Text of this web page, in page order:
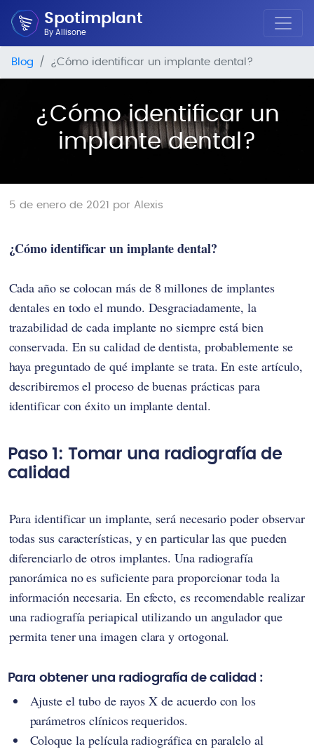
Spotimplant
By Allisone
Blog ¿Cómo identificar un implante dental?
¿Cómo identificar un
implante dental?
5 de enero de 2021 por Alexis
¿Cómo identificar un implante dental?
Cada año se colocan más de 8 millones de implantes
dentales en todo el mundo. Desgraciadamente, la
trazabilidad de cada implante no siempre está bien
conservada. En su calidad de dentista, probablemente se
haya preguntado de qué implante se trata. En este artículo,
describiremos el proceso de buenas prácticas para
identificar con éxito un implante dental.
Paso 1: Tomar una radiografía de
calidad
Para identificar un implante, será necesario poder observar
todas sus características, y en particular las que pueden
diferenciarlo de otros implantes. Una radiografía
panorámica no es suficiente para proporcionar toda la
información necesaria. En efecto, es recomendable realizar
una radiografía periapical utilizando un angulador que
permita tener una imagen clara y ortogonal.
Para obtener una radiografía de calidad :
Ajuste el tubo de rayos X de acuerdo con los
parámetros clínicos requeridos.
Coloque la película radiográfica en paralelo al